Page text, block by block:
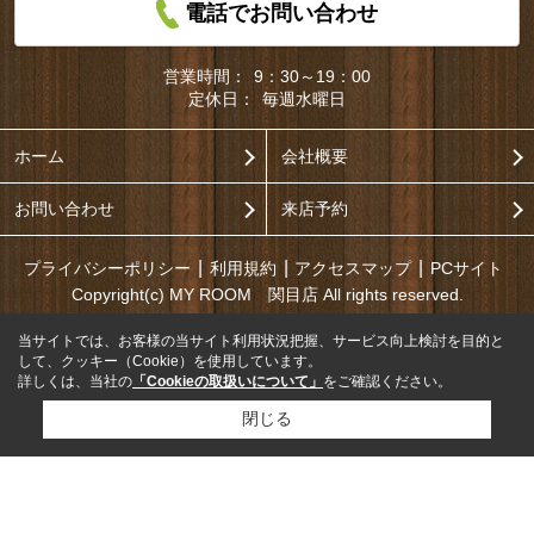
電話でお問い合わせ
営業時間：
9：30～19：00
定休日：
毎週水曜日
ホーム 会社概要
お問い合わせ 来店予約
プライバシーポリシー 利用規約 アクセスマップ
PCサイト
Copyright(c) MY ROOM 関目店 All rights reserved.
当サイトでは、お客様の当サイト利用状況把握、サービス向上検討を目的と
して、クッキー（Cookie）を使用しています。
詳しくは、当社の 「Cookieの取扱いについて」 をご確認ください。
閉じる